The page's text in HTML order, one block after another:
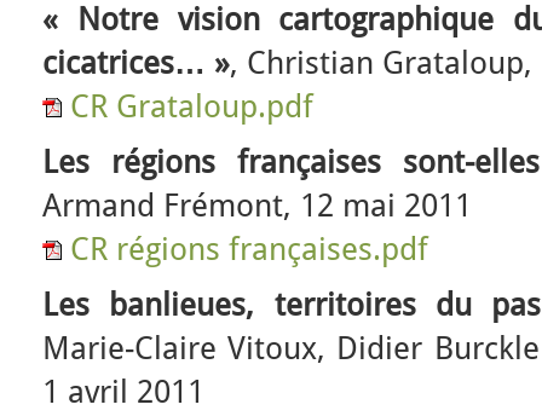
« Notre vision cartographique
cicatrices… », Christian Grataloup,
CR Grataloup.pdf
Les régions françaises sont-
Armand Frémont, 12 mai 2011
CR régions françaises.pdf
Les banlieues, territoires du
Marie-Claire Vitoux, Didier
1 avril 2011